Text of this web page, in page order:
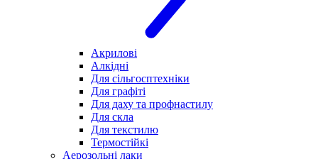
Акрилові
Алкідні
Для cільгосптехніки
Для графіті
Для даху та профнастилу
Для скла
Для текстилю
Термостійкі
Аерозольні лаки